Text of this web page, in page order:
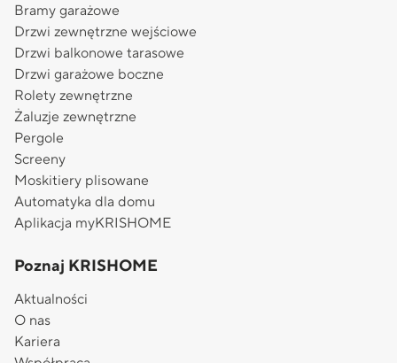
Bramy garażowe
Drzwi zewnętrzne wejściowe
Drzwi balkonowe tarasowe
Drzwi garażowe boczne
Rolety zewnętrzne
Żaluzje zewnętrzne
Pergole
Screeny
Moskitiery plisowane
Automatyka dla domu
Aplikacja myKRISHOME
Poznaj KRISHOME
Aktualności
O nas
Kariera